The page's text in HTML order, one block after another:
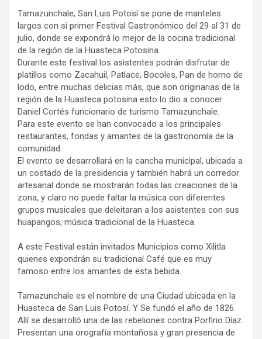
Tamazunchale, San Luis Potosí se pone de manteles
largos con si primer Festival Gastronómico del 29 al 31 de
julio, donde se expondrá lo mejor de la cocina tradicional
de la región de la Huasteca Potosina.
Durante este festival los asistentes podrán disfrutar de
platillos como Zacahuil, Patlace, Bocoles, Pan de horno de
lodo, entre muchas delicias más, que son originarias de la
región de la Huasteca potosina esto lo dio a conocer
Daniel Cortés funcionario de turismo Tamazunchale.
Para este evento se han convocado a los principales
restaurantes, fondas y amantes de la gastronomía de la
comunidad.
El evento se desarrollará en la cancha municipal, ubicada a
un costado de la presidencia y también habrá un corredor
artesanal donde se mostrarán todas las creaciones de la
zona, y claro no puede faltar la música con diferentes
grupos musicales que deleitaran a los asistentes con sus
huapangos, música tradicional de la Huasteca.
A este Festival están invitados Municipios como Xilitla
quienes expondrán su tradicional Café que es muy
famoso entre los amantes de esta bebida.
Tamazunchale es el nombre de una Ciudad ubicada en la
Huasteca de San Luis Potosí. Y Se fundó el año de 1826.
Allí se desarrolló una de las rebeliones contra Porfirio Díaz.
Presentan una orografía montañosa y gran presencia de